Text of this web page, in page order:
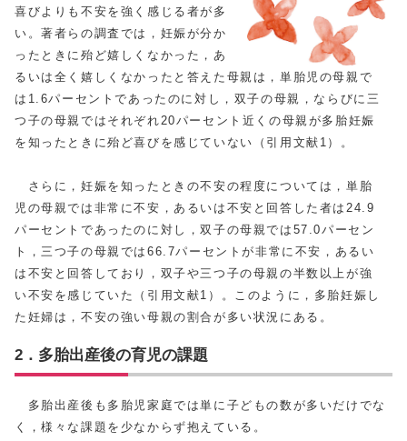
喜びよりも不安を強く感じる者が多
い。著者らの調査では，妊娠が分か
ったときに殆ど嬉しくなかった，あ
るいは全く嬉しくなかったと答えた母親は，単胎児の母親で
は1.6パーセントであったのに対し，双子の母親，ならびに三
つ子の母親ではそれぞれ20パーセント近くの母親が多胎妊娠
を知ったときに殆ど喜びを感じていない（引用文献1）。
さらに，妊娠を知ったときの不安の程度については，単胎
児の母親では非常に不安，あるいは不安と回答した者は24.9
パーセントであったのに対し，双子の母親では57.0パーセン
ト，三つ子の母親では66.7パーセントが非常に不安，あるい
は不安と回答しており，双子や三つ子の母親の半数以上が強
い不安を感じていた（引用文献1）。このように，多胎妊娠し
た妊婦は，不安の強い母親の割合が多い状況にある。
2．多胎出産後の育児の課題
多胎出産後も多胎児家庭では単に子どもの数が多いだけでな
く，様々な課題を少なからず抱えている。